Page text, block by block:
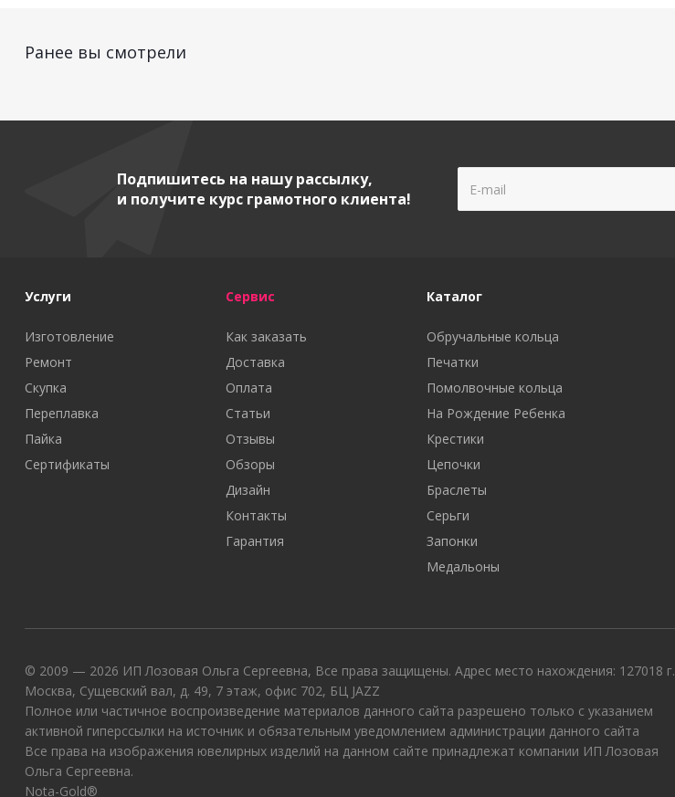
Ранее вы смотрели
Подпишитесь на нашу рассылку,
и получите курс грамотного клиента!
Услуги
Изготовление
Ремонт
Скупка
Переплавка
Пайка
Сертификаты
Сервис
Как заказать
Доставка
Оплата
Статьи
Отзывы
Обзоры
Дизайн
Контакты
Гарантия
Каталог
Обручальные кольца
Печатки
Помолвочные кольца
На Рождение Ребенка
Крестики
Цепочки
Браслеты
Серьги
Запонки
Медальоны
© 2009 — 2026 ИП Лозовая Ольга Сергеевна, Все права защищены. Адрес место нахождения: 127018 г.
Москва, Сущевский вал, д. 49, 7 этаж, офис 702, БЦ JAZZ
Полное или частичное воспроизведение материалов данного сайта разрешено только с указанием
активной гиперссылки на источник и обязательным уведомлением администрации данного сайта
Все права на изображения ювелирных изделий на данном сайте принадлежат компании ИП Лозовая
Ольга Сергеевна.
Nota-Gold®